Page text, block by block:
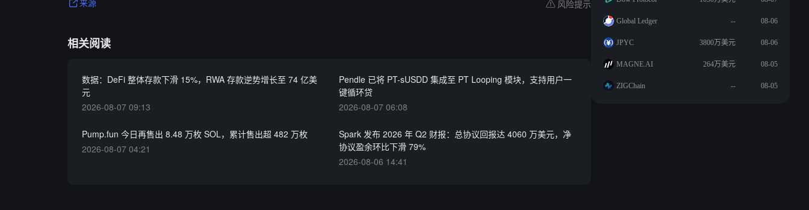
来源 风险提示
相关阅读
数据：DeFi 整体存款下滑 15%，RWA 存款逆势增长至 74 亿美
元
2026-08-07 09:13
Pendle 已将 PT-sUSDD 集成至 PT Looping 模块，支持用户一
键循环贷
2026-08-07 06:08
Pump.fun 今日再售出 8.48 万枚 SOL，累计售出超 482 万枚
2026-08-07 04:21
Spark 发布 2026 年 Q2 财报：总协议回报达 4060 万美元，净
协议盈余环比下滑 79%
2026-08-06 14:41
Global Ledger -- 08-06
JPYC 3800万美元 08-06
MAGNE.AI 264万美元 08-05
ZIGChain -- 08-05